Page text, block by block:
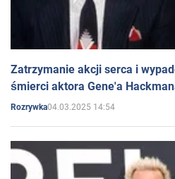
Zatrzymanie akcji serca i
śmierci aktora Gene'a
Rozrywka04.03.2025 14:54